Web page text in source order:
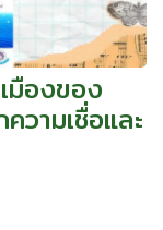
มืองของ
วามเชื่อและ